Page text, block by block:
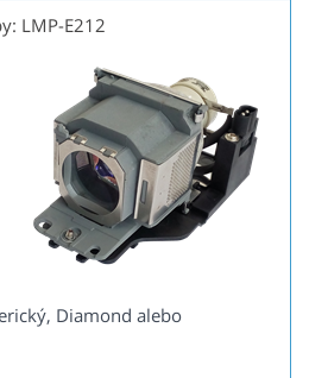
LMP-E212
Diamond alebo